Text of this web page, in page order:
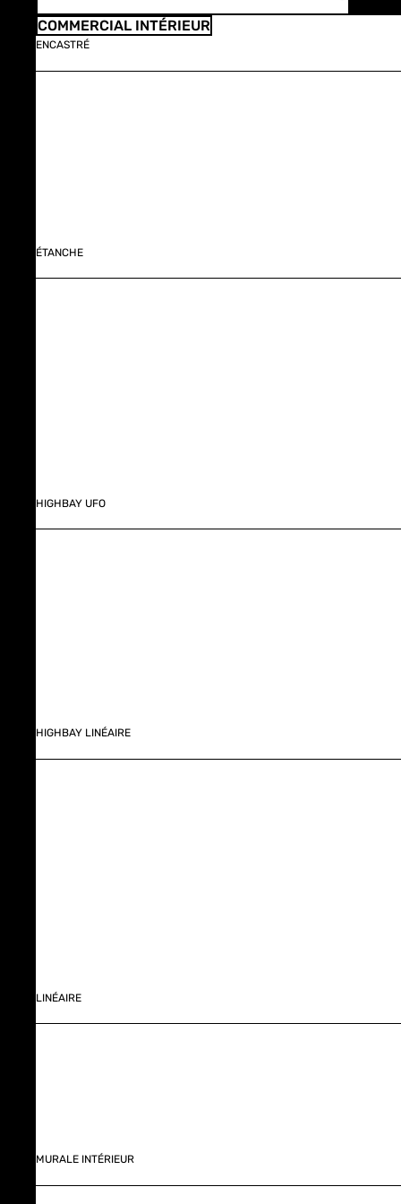
COMMERCIAL INTÉRIEUR
ENCASTRÉ
ÉTANCHE
HIGHBAY UFO
HIGHBAY LINÉAIRE
LINÉAIRE
MURALE INTÉRIEUR